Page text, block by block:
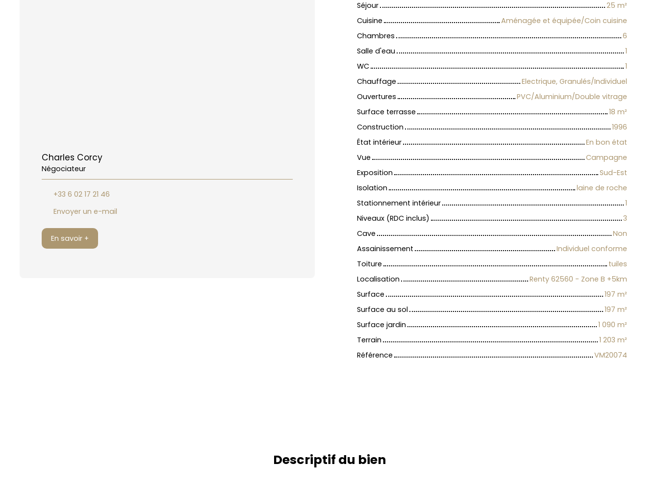
Charles Corcy
Négociateur
+33 6 02 17 21 46
Envoyer un e-mail
En savoir +
Séjour 25 m²
Cuisine
Aménagée et équipée/Coin cuisine
Chambres
6
Salle d'eau
1
WC
1
Chauffage
Electrique, Granulés/Individuel
Ouvertures
PVC/Aluminium/Double vitrage
Surface terrasse
18 m²
Construction
1996
État intérieur
En bon état
Vue
Campagne
Exposition
Sud-Est
Isolation
laine de roche
Stationnement intérieur
1
Niveaux (RDC inclus)
3
Cave
Non
Assainissement
Individuel conforme
Toiture
tuiles
Localisation
Renty 62560 - Zone B +5km
Surface
197 m²
Surface au sol
197 m²
Surface jardin
1 090 m²
Terrain
1 203 m²
Référence
VM20074
Descriptif du bien